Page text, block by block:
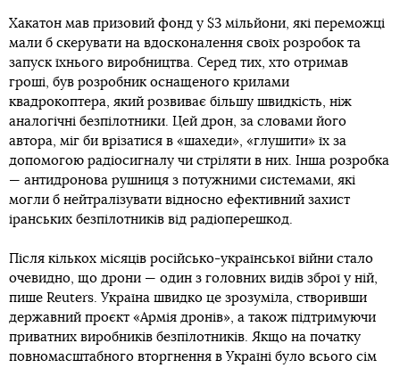
Хакатон мав призовий фонд у $3 мільйони, які переможці
мали б скерувати на вдосконалення своїх розробок та
запуск їхнього виробництва. Серед тих, хто отримав
гроші, був розробник оснащеного крилами
квадрокоптера, який розвиває більшу швидкість, ніж
аналогічні безпілотники. Цей дрон, за словами його
автора, міг би врізатися в «шахеди», «глушити» їх за
допомогою радіосигналу чи стріляти в них. Інша розробка
— антидронова рушниця з потужними системами, які
могли б нейтралізувати відносно ефективний захист
іранських безпілотників від радіоперешкод.
Після кількох місяців російсько-української війни стало
очевидно, що дрони — один з головних видів зброї у ній,
пише Reuters. Україна швидко це зрозуміла, створивши
державний проєкт «Армія дронів», а також підтримуючи
приватних виробників безпілотників. Якщо на початку
повномасштабного вторгнення в Україні було всього сім